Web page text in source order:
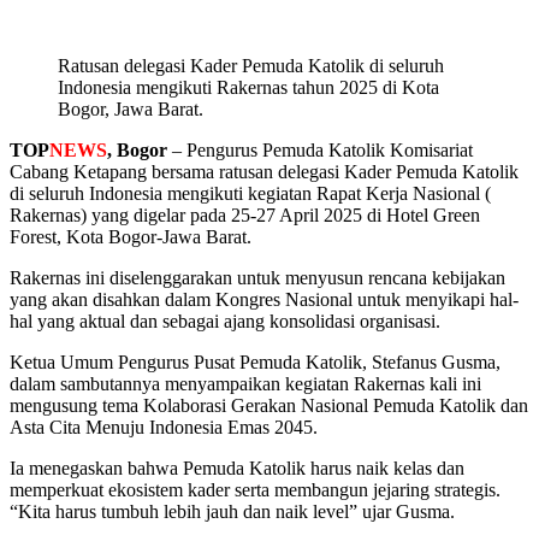
Ratusan delegasi Kader Pemuda Katolik di seluruh
Indonesia mengikuti Rakernas tahun 2025 di Kota
Bogor, Jawa Barat.
TOPNEWS, Bogor – Pengurus Pemuda Katolik Komisariat
Cabang Ketapang bersama ratusan delegasi Kader Pemuda Katolik
di seluruh Indonesia mengikuti kegiatan Rapat Kerja Nasional (
Rakernas) yang digelar pada 25-27 April 2025 di Hotel Green
Forest, Kota Bogor-Jawa Barat.
Rakernas ini diselenggarakan untuk menyusun rencana kebijakan
yang akan disahkan dalam Kongres Nasional untuk menyikapi hal-
hal yang aktual dan sebagai ajang konsolidasi organisasi.
Ketua Umum Pengurus Pusat Pemuda Katolik, Stefanus Gusma,
dalam sambutannya menyampaikan kegiatan Rakernas kali ini
mengusung tema Kolaborasi Gerakan Nasional Pemuda Katolik dan
Asta Cita Menuju Indonesia Emas 2045.
Ia menegaskan bahwa Pemuda Katolik harus naik kelas dan
memperkuat ekosistem kader serta membangun jejaring strategis.
“Kita harus tumbuh lebih jauh dan naik level” ujar Gusma.